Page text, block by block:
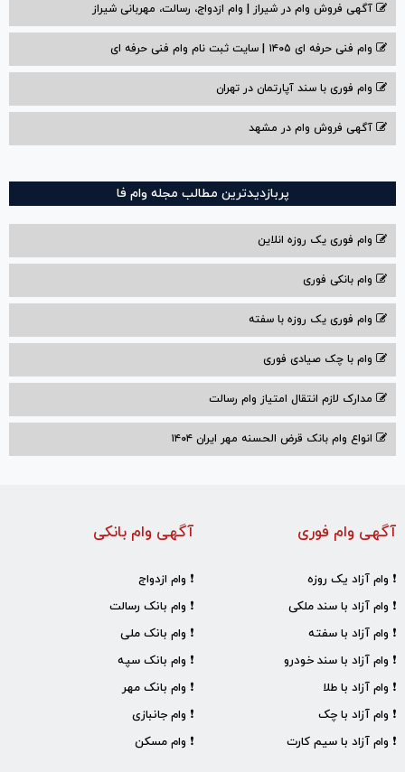
آگهی فروش وام در شیراز | وام ازدواج، رسالت، مهربانی شیراز
وام فنی حرفه ای ۱۴۰۵ | سایت ثبت نام وام فنی حرفه ای
وام فوری با سند آپارتمان در تهران
آگهی فروش وام در مشهد
پربازدیدترین مطالب مجله وام فا
وام فوری یک روزه انلاین
وام بانکی فوری
وام فوری یک روزه با سفته
وام با‌ چک صیادی‌ فوری
مدارک لازم انتقال امتیاز وام رسالت
انواع وام بانک قرض الحسنه مهر ایران ۱۴۰۴
آگهی وام بانکی
❗ وام ازدواج
❗ وام بانک رسالت
❗ وام بانک ملی
❗ وام بانک سپه
❗ وام بانک مهر
❗ وام جانبازی
❗ وام مسکن
آگهی وام فوری
❗ وام آزاد یک روزه
❗ وام آزاد با سند ملکی
❗ وام آزاد با سفته
❗ وام آزاد با سند خودرو
❗ وام آزاد با طلا
❗ وام آزاد با چک
❗ وام آزاد با سیم کارت